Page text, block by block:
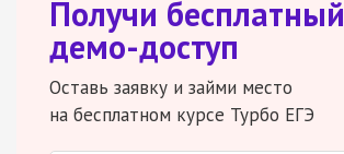
Получи бесплатный
демо-доступ
Оставь заявку и займи место
на бесплатном курсе Турбо ЕГЭ